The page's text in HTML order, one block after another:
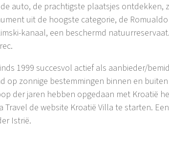
auto, de prachtigste plaatsjes ontdekken,
uit de hoogste categorie, de
kanaal, een beschermd
1999 succesvol actief als aanbieder/
op zonnige bestemmingen binnen en
der jaren hebben opgedaan met Kroatië
de website Kroatië Villa te starten.
Istrië.